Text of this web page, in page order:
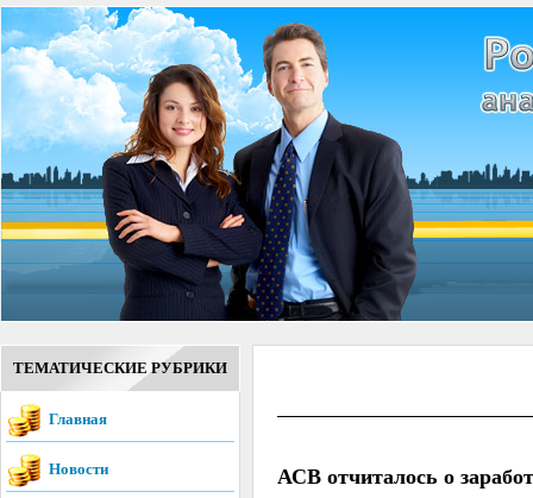
ТЕМАТИЧЕСКИЕ РУБРИКИ
Главная
Новости АСВ отчиталось о